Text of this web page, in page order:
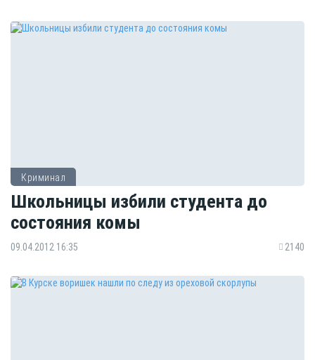
Криминал
Школьницы избили студента до
состояния комы
09.04.2012 16:35 2140